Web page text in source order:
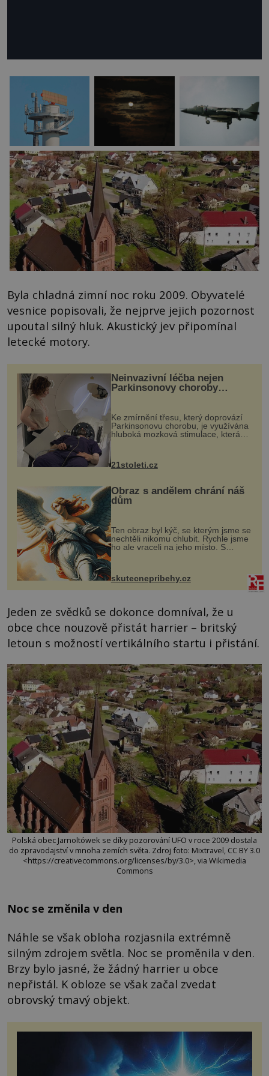
Byla chladná zimní noc roku 2009. Obyvatelé
vesnice popisovali, že nejprve jejich pozornost
upoutal silný hluk. Akustický jev připomínal
letecké motory.
Neinvazivní léčba nejen
Parkinsonovy choroby
Ke zmírnění třesu, který doprovází
Parkinsonovu chorobu, je využívána
hluboká mozková stimulace, která
však vyžaduje vysoce invazivní
zákrok. Ultrazvuk zase není vhodný
k dostatečně přesnému zacílení ...
21stoleti.cz
Obraz s andělem chrání náš
dům
Ten obraz byl kýč, se kterým jsme se
nechtěli nikomu chlubit. Rychle jsme
ho ale vraceli na jeho místo. S
manželem Vaškem jsme si pořídili
chaloupku, takový domek na severu
Čech, kde jsme si naplánova...
skutecnepribehy.cz
Jeden ze svědků se dokonce domníval, že u
obce chce nouzově přistát harrier – britský
letoun s možností vertikálního startu i přistání.
Polská obec Jarnoltówek se díky pozorování UFO v roce 2009 dostala
do zpravodajství v mnoha zemích světa. Zdroj foto: Mixtravel, CC BY 3.0
<https://creativecommons.org/licenses/by/3.0>, via Wikimedia
Commons
Noc se změnila v den
Náhle se však obloha rozjasnila extrémně
silným zdrojem světla. Noc se proměnila v den.
Brzy bylo jasné, že žádný harrier u obce
nepřistál. K obloze se však začal zvedat
obrovský tmavý objekt.